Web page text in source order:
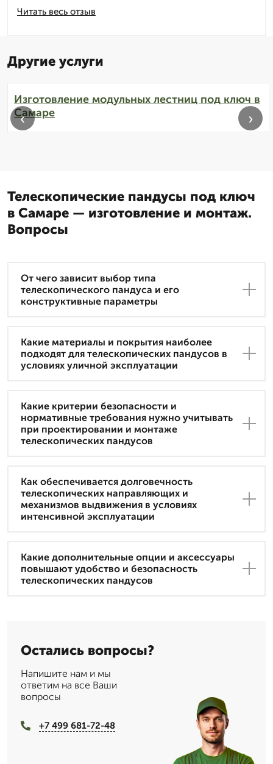
Читать весь отзыв
Другие услуги
Изготовление модульных лестниц под ключ в
Самаре
‹ ›
Телескопические пандусы под ключ
в Самаре — изготовление и монтаж.
Вопросы
От чего зависит выбор типа
телескопического пандуса и его
конструктивные параметры
Какие материалы и покрытия наиболее
подходят для телескопических пандусов в
условиях уличной эксплуатации
Какие критерии безопасности и
нормативные требования нужно учитывать
при проектировании и монтаже
телескопических пандусов
Как обеспечивается долговечность
телескопических направляющих и
механизмов выдвижения в условиях
интенсивной эксплуатации
Какие дополнительные опции и аксессуары
повышают удобство и безопасность
телескопических пандусов
Остались вопросы?
Напишите нам и мы
ответим на все Ваши
вопросы
+7 499 681-72-48